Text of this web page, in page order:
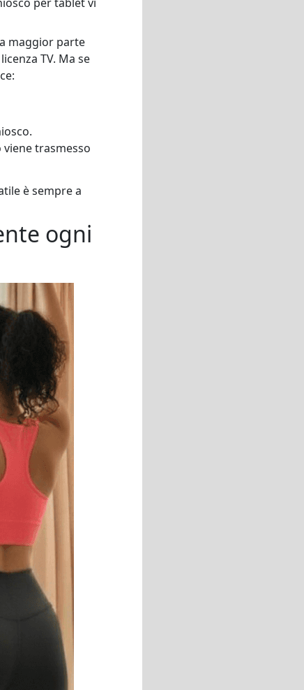
maggior parte
TV. Ma se
viene trasmesso
è sempre a
ogni